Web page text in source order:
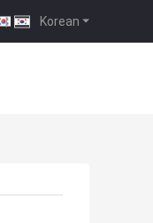
Korean
|